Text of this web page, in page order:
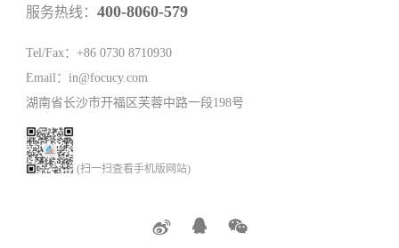
服务热线： 400-8060-579
Tel/Fax：+86 0730 8710930
Email：in@focucy.com
湖南省长沙市开福区芙蓉中路一段198号
(扫一扫查看手机版网站)